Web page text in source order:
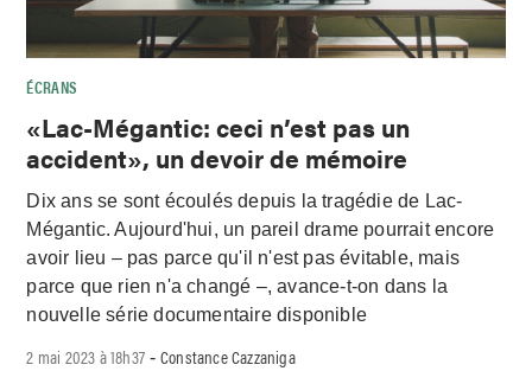
ÉCRANS
«Lac-Mégantic: ceci n’est pas un
accident», un devoir de mémoire
Dix ans se sont écoulés depuis la tragédie de Lac-
Mégantic. Aujourd'hui, un pareil drame pourrait encore
avoir lieu – pas parce qu'il n'est pas évitable, mais
parce que rien n'a changé –, avance-t-on dans la
nouvelle série documentaire disponible
2 mai 2023 à 18h37 -Constance Cazzaniga